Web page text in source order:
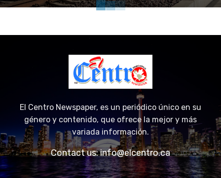
El Centro Newspaper, es un periódico único en su
género y contenido, que ofrece la mejor y más
variada información.
Contact us:info@elcentro.ca